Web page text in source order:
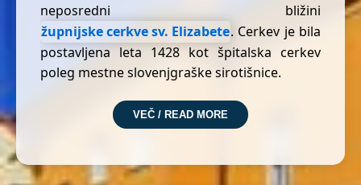
neposredni bližini
župnijske cerkve sv. Elizabete. Cerkev je bila
postavljena leta 1428 kot špitalska cerkev
poleg mestne slovenjgraške sirotišnice.
Ta gotska stavba je znana po svojih izjemnih
freskah iz sredine 15. stoletja, ki krasijo njeno
primerov srednjeveškega slikarstva na
VEČ / READ MORE